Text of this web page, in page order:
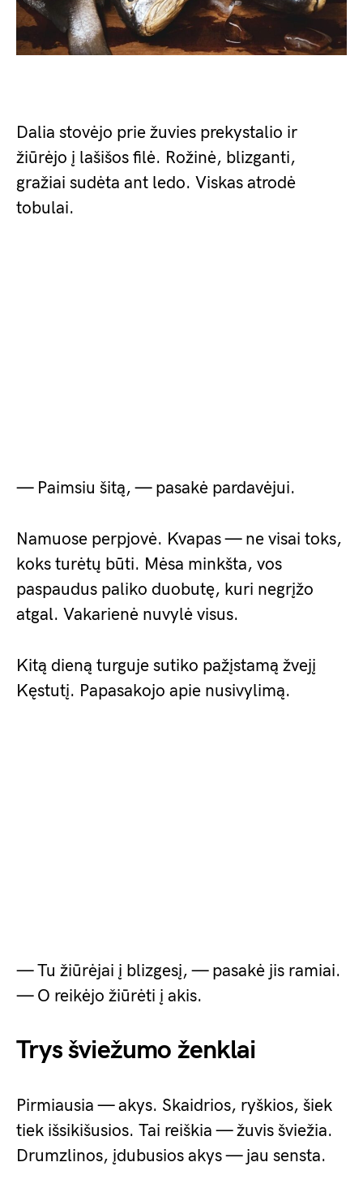
Dalia stovėjo prie žuvies prekystalio ir
žiūrėjo į lašišos filė. Rožinė, blizganti,
gražiai sudėta ant ledo. Viskas atrodė
tobulai.
— Paimsiu šitą, — pasakė pardavėjui.
Namuose perpjovė. Kvapas — ne visai toks,
koks turėtų būti. Mėsa minkšta, vos
paspaudus paliko duobutę, kuri negrįžo
atgal. Vakarienė nuvylė visus.
Kitą dieną turguje sutiko pažįstamą žvejį
Kęstutį. Papasakojo apie nusivylimą.
— Tu žiūrėjai į blizgesį, — pasakė jis ramiai.
— O reikėjo žiūrėti į akis.
Trys šviežumo ženklai
Pirmiausia — akys. Skaidrios, ryškios, šiek
tiek išsikišusios. Tai reiškia — žuvis šviežia.
Drumzlinos, įdubusios akys — jau sensta.